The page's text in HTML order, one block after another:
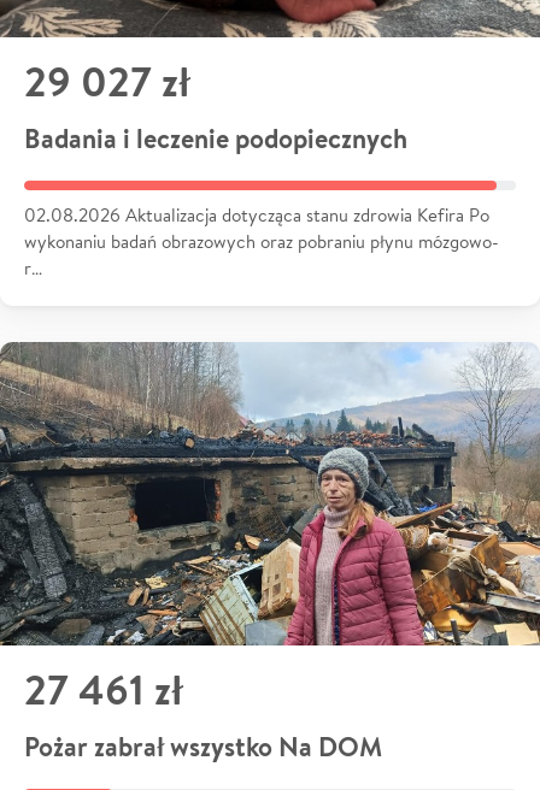
29 027 zł
Badania i leczenie podopiecznych
02.08.2026 Aktualizacja dotycząca stanu zdrowia Kefira Po
wykonaniu badań obrazowych oraz pobraniu płynu mózgowo-
r…
27 461 zł
Pożar zabrał wszystko Na DOM